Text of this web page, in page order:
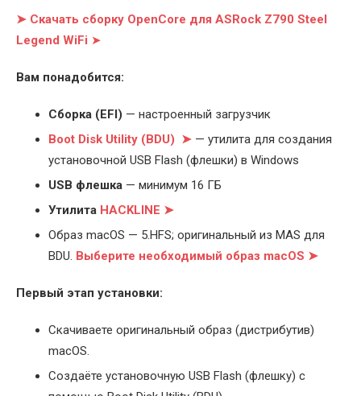
➤ Скачать сборку OpenCore для ASRock Z790 Steel
Legend WiFi ➤
Вам понадобится:
Cборка (EFI) — настроенный загрузчик
Boot Disk Utility (BDU) ➤ — утилита для создания
установочной USB Flash (флешки) в Windows
USB флешка — минимум 16 ГБ
Утилита HACKLINE ➤
Образ macOS — 5.HFS; оригинальный из MAS для
BDU. Выберите необходимый образ macOS ➤
Первый этап установки:
Скачиваете оригинальный образ (дистрибутив)
macOS.
Создаёте установочную USB Flash (флешку) с